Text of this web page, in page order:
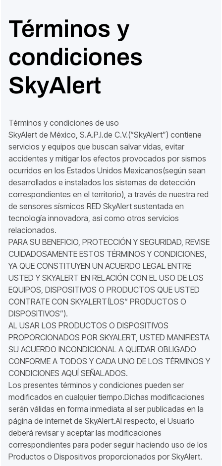
Términos y
condiciones
SkyAlert
Términos y condiciones de uso
SkyAlert de México, S.A.P.I.de C.V.(“SkyAlert”) contiene
servicios y equipos que buscan salvar vidas, evitar
accidentes y mitigar los efectos provocados por sismos
ocurridos en los Estados Unidos Mexicanos(según sean
desarrollados e instalados los sistemas de detección
correspondientes en el territorio), a través de nuestra red
de sensores sísmicos RED SkyAlert sustentada en
tecnología innovadora, así como otros servicios
relacionados.
PARA SU BENEFICIO, PROTECCIÓN Y SEGURIDAD, REVISE
CUIDADOSAMENTE ESTOS TÉRMINOS Y CONDICIONES,
YA QUE CONSTITUYEN UN ACUERDO LEGAL ENTRE
USTED Y SKYALERT EN RELACIÓN CON EL USO DE LOS
EQUIPOS, DISPOSITIVOS O PRODUCTOS QUE USTED
CONTRATE CON SKYALERT(LOS“ PRODUCTOS O
DISPOSITIVOS”).
AL USAR LOS PRODUCTOS O DISPOSITIVOS
PROPORCIONADOS POR SKYALERT, USTED MANIFIESTA
SU ACUERDO INCONDICIONAL A QUEDAR OBLIGADO
CONFORME A TODOS Y CADA UNO DE LOS TÉRMINOS Y
CONDICIONES AQUÍ SEÑALADOS.
Los presentes términos y condiciones pueden ser
modificados en cualquier tiempo.Dichas modificaciones
serán válidas en forma inmediata al ser publicadas en la
página de internet de SkyAlert.Al respecto, el Usuario
deberá revisar y aceptar las modificaciones
correspondientes para poder seguir haciendo uso de los
Productos o Dispositivos proporcionados por SkyAlert.